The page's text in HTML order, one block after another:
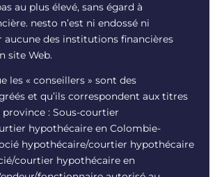
au plus élevé, sans égard à
nesto n’est ni endossé ni
des institutions financières
site Web.
les « conseillers » sont des
et qu’ils correspondent aux titres
: Sous-courtier
hypothécaire en Colombie-
hypothécaire/courtier hypothécaire
courtier hypothécaire en